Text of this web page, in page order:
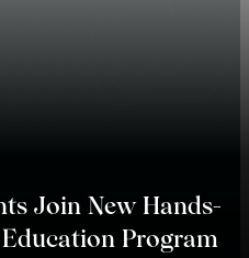
Join New Hands-
Program